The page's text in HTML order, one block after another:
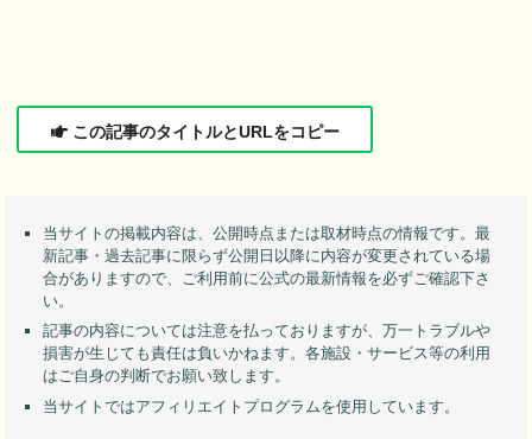
この記事のタイトルとURLをコピー
当サイトの掲載内容は、公開時点または取材時点の情報です。最
新記事・過去記事に限らず公開日以降に内容が変更されている場
合がありますので、ご利用前に公式の最新情報を必ずご確認下さ
い。
記事の内容については注意を払っておりますが、万一トラブルや
損害が生じても責任は負いかねます。各施設・サービス等の利用
はご自身の判断でお願い致します。
当サイトではアフィリエイトプログラムを使用しています。